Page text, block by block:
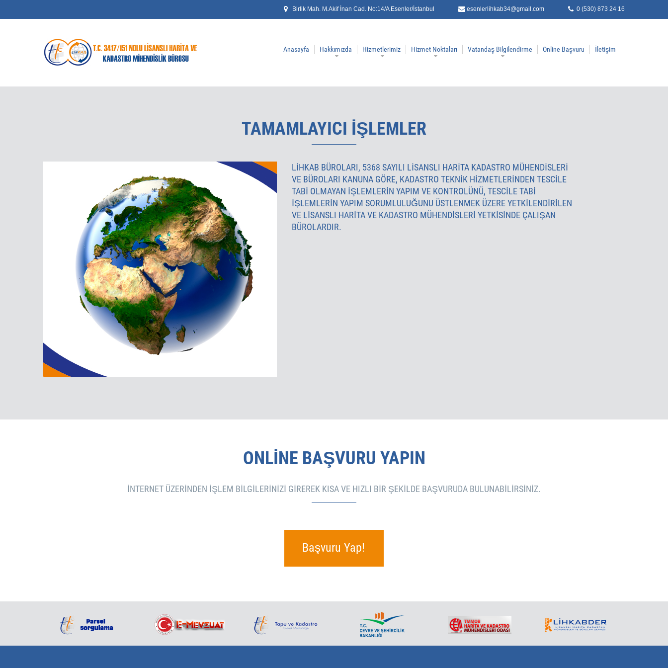
Birlik Mah. M.Akif İnan Cad. No:14/A Esenler/İstanbul esenlerlihkab34@gmail.com 0 (530) 873 24 16
Anasayfa Hakkımızda Hizmetlerimiz Hizmet Noktaları Vatandaş Bilgilendirme Online Başvuru İletişim
TAMAMLAYICI İŞLEMLER
LİHKAB BÜROLARI, 5368 SAYILI LISANSLI HARITA KADASTRO MÜHENDISLERI
VE BÜROLARI KANUNA GÖRE, KADASTRO TEKNIK HIZMETLERINDEN TESCILE
TABI OLMAYAN IŞLEMLERIN YAPIM VE KONTROLÜNÜ, TESCILE TABI
IŞLEMLERIN YAPIM SORUMLULUĞUNU ÜSTLENMEK ÜZERE YETKILENDIRILEN
VE LISANSLI HARITA VE KADASTRO MÜHENDISLERI YETKISINDE ÇALIŞAN
BÜROLARDIR.
ONLINE BAŞVURU YAPIN
İNTERNET ÜZERINDEN IŞLEM BILGILERINIZI GIREREK KISA VE HIZLI BIR ŞEKILDE BAŞVURUDA BULUNABILIRSINIZ.
Başvuru Yap!